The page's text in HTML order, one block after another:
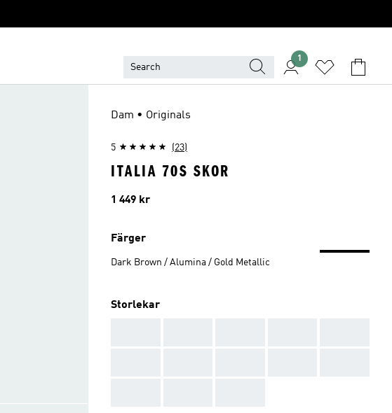
1
Dam • Originals
5 (23)
ITALIA 70S SKOR
Pris
1 449 kr
Färger
Dark Brown / Alumina / Gold Metallic
Storlekar